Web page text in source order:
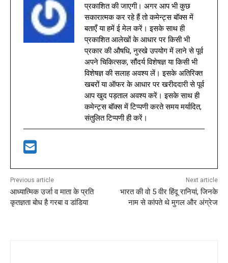
प्रकाशित की जाएगी। अगर आप भी कुछ
सकारात्मक कर रहे हैं तो कमेन्ट्स बॉक्स में
बताएँ या हमें ई मेल करें। इसके साथ ही
प्रकाशित आलेखों के आधार पर किसी भी
प्रकार की औषधि, नुस्खे उपयोग में लाने से पूर्व
अपने चिकित्सक, सौंदर्य विशेषज्ञ या किसी भी
विशेषज्ञ की सलाह अवश्य लें। इसके अतिरिक्त
खबरों या ऑफर के आधार पर खरीददारी से पूर्व
आप खुद पड़ताल अवश्य करें। इसके साथ ही
कमेन्ट्स बॉक्स में टिप्पणी करते समय मर्यादित,
संतुलित टिप्पणी ही करें।
Previous article
आध्यात्मिक उर्जा व माता के प्रति
कृतज्ञता बोध है गरबा व डांडिया
Next article
भारत की वो 5 वीर हिंदू रानियां, जिनके
नाम से कांपते थे मुगल और अंग्रेज